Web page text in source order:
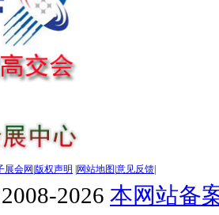
展会网 版权声明 网站地图 意见反馈
2026 本网站备